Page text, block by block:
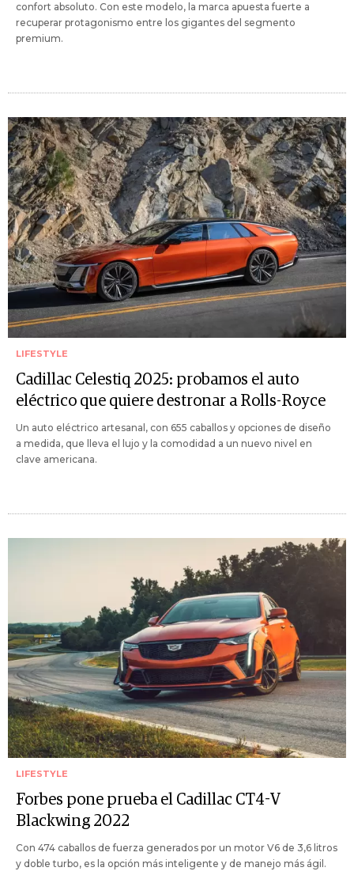
confort absoluto. Con este modelo, la marca apuesta fuerte a
recuperar protagonismo entre los gigantes del segmento
premium.
LIFESTYLE
Cadillac Celestiq 2025: probamos el auto
eléctrico que quiere destronar a Rolls-Royce
Un auto eléctrico artesanal, con 655 caballos y opciones de diseño
a medida, que lleva el lujo y la comodidad a un nuevo nivel en
clave americana.
LIFESTYLE
Forbes pone prueba el Cadillac CT4-V
Blackwing 2022
Con 474 caballos de fuerza generados por un motor V6 de 3,6 litros
y doble turbo, es la opción más inteligente y de manejo más ágil.